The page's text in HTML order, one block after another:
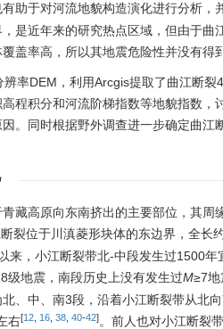
助于对河流地貌构造演化进行分析，
是近年来的研究热点区域，但由于
盖率高，所以其地震危险性并没有得
率DEM，利用Arcgis提取了曲江断
程积分和河流阶梯指数等地貌指数
。同时根据野外调查进一步确定曲江
藏高原向东南挤出的主要部位，其周
裂位于川滇菱形块体的东边界，全长
来，小江断裂带北-中段发生过1500
级地震，南段历史上没有发生过M≥7
、中、南3段，沿着小江断裂带从北
右[12 16 38 40-42]。前人也对小江断裂